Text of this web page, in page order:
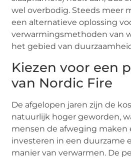
wel overbodig. Steeds meer
een alternatieve oplossing
verwarmingsmethoden van
het gebied van
Kiezen voor een
van Nordic Fire
De afgelopen jaren zijn de
natuurlijk hoger geworden,
mensen de afweging maken
investeren in een duurzame
manier van verwarmen. De